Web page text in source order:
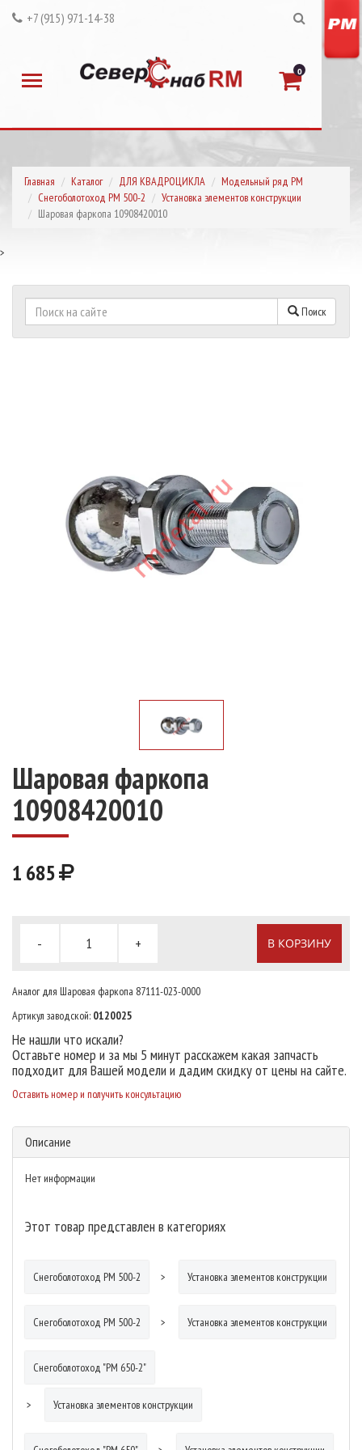
+7 (915) 971-14-38
0
Главная Каталог ДЛЯ КВАДРОЦИКЛА
Модельный ряд РМ
Снегоболотоход РМ 500-2
Установка элементов конструкции
Шаровая фаркопа 10908420010
>
Поиск
Шаровая фаркопа
10908420010
1 685
- + В КОРЗИНУ
Аналог для Шаровая фаркопа 87111-023-0000
Артикул заводской: 0120025
Не нашли что искали?
Оставьте номер и за мы 5 минут расскажем какая запчасть
подходит для Вашей модели и дадим скидку от цены на сайте.
Оставить номер и получить консультацию
Описание
Нет информации
Этот товар представлен в категориях
Снегоболотоход РМ 500-2 Установка элементов конструкции
Снегоболотоход РМ 500-2 Установка элементов конструкции
Снегоболотоход "РМ 650-2"
Установка элементов конструкции